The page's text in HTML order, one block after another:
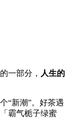
一部分， 人生的
“新潮”。好茶遇
霸气栀子绿蜜